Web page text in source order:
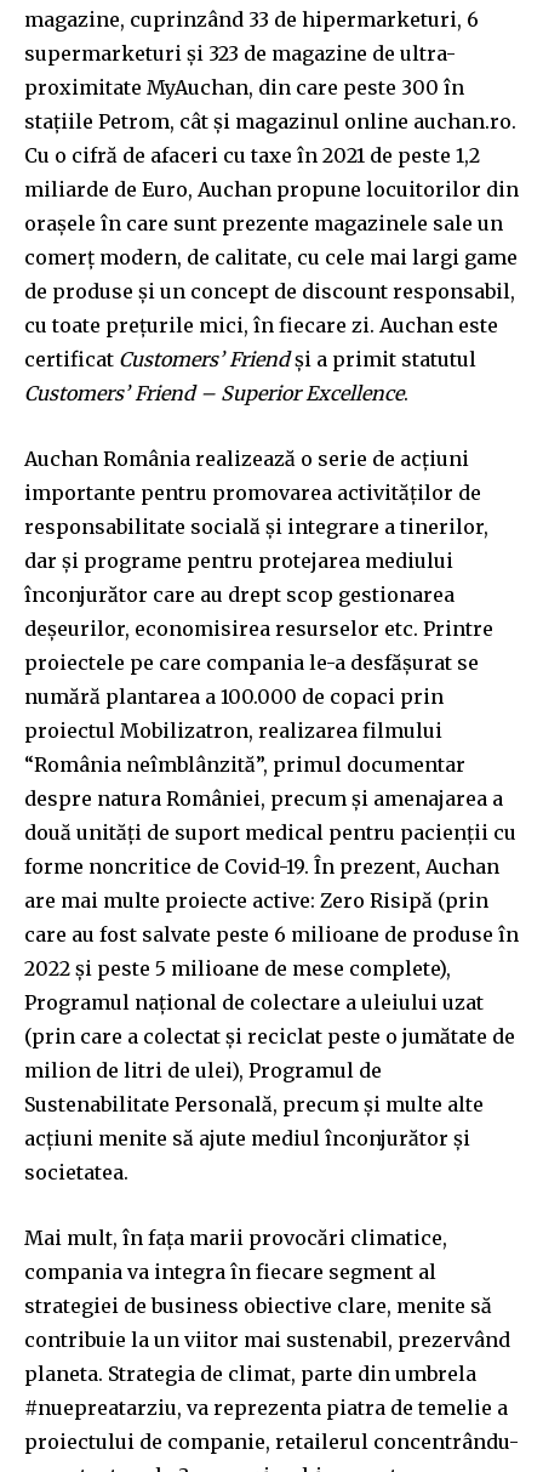
magazine, cuprinzând 33 de hipermarketuri, 6
supermarketuri și 323 de magazine de ultra-
proximitate MyAuchan, din care peste 300 în
stațiile Petrom, cât și magazinul online auchan.ro.
Cu o cifră de afaceri cu taxe în 2021 de peste 1,2
miliarde de Euro, Auchan propune locuitorilor din
orașele în care sunt prezente magazinele sale un
comerţ modern, de calitate, cu cele mai largi game
de produse şi un concept de discount responsabil,
cu toate preţurile mici, în fiecare zi. Auchan este
certificat Customers’ Friendși a primit statutul
Customers’ Friend – Superior Excellence.
Auchan România realizează o serie de acțiuni
importante pentru promovarea activităților de
responsabilitate socială şi integrare a tinerilor,
dar şi programe pentru protejarea mediului
înconjurător care au drept scop gestionarea
deşeurilor, economisirea resurselor etc. Printre
proiectele pe care compania le-a desfășurat se
numără plantarea a 100.000 de copaci prin
proiectul Mobilizatron, realizarea filmului
“România neîmblânzită”, primul documentar
despre natura României, precum și amenajarea a
două unități de suport medical pentru pacienții cu
forme noncritice de Covid-19. În prezent, Auchan
are mai multe proiecte active: Zero Risipă (prin
care au fost salvate peste 6 milioane de produse în
2022 și peste 5 milioane de mese complete),
Programul național de colectare a uleiului uzat
(prin care a colectat și reciclat peste o jumătate de
milion de litri de ulei), Programul de
Sustenabilitate Personală, precum și multe alte
acțiuni menite să ajute mediul înconjurător și
societatea.
Mai mult, în fața marii provocări climatice,
compania va integra în fiecare segment al
strategiei de business obiective clare, menite să
contribuie la un viitor mai sustenabil, prezervând
planeta. Strategia de climat, parte din umbrela
#nuepreatarziu, va reprezenta piatra de temelie a
proiectului de companie, retailerul concentrându-